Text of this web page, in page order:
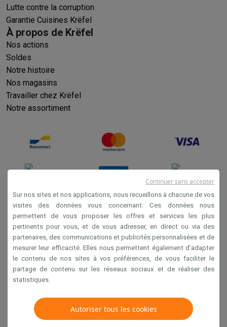
Lutte contre la corruption
Garantie Cuisines Krëfel
À propos de Krëfel
Nos actions
Soldes
Notre histoire
Nos magasins
Travailler chez Krëfel
Notre assortiment
Conditions générales de vente
Privacy
Disclaimer
Cookies
Krëfel NV - Steenstraat 44 - Industriezone 4 "T Sas",
1851 Humbeek, België
TVA BE 0400.673.544
Sur nos sites et nos applications, nous recueillons à chacune de vos
visites des données vous concernant. Ces données nous
permettent de vous proposer les offres et services les plus
pertinents pour vous, et de vous adresser, en direct ou via des
partenaires, des communications et publicités personnalisées et de
mesurer leur efficacité. Elles nous permettent également d’adapter
le contenu de nos sites à vos préférences, de vous faciliter le
partage de contenu sur les réseaux sociaux et de réaliser des
statistiques.
Autoriser tous les cookies
Continuer sans accepter